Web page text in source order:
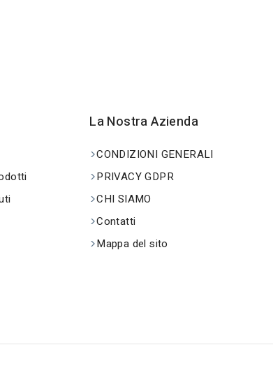
La Nostra Azienda
CONDIZIONI GENERALI
PRIVACY GDPR
CHI SIAMO
Contatti
Mappa del sito